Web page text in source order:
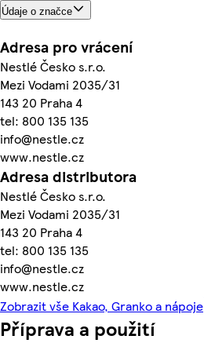
Údaje o značce
Adresa pro vrácení
Nestlé Česko s.r.o.
Mezi Vodami 2035/31
143 20 Praha 4
tel: 800 135 135
info@nestle.cz
www.nestle.cz
Adresa distributora
Nestlé Česko s.r.o.
Mezi Vodami 2035/31
143 20 Praha 4
tel: 800 135 135
info@nestle.cz
www.nestle.cz
Zobrazit vše Kakao, Granko a nápoje
Příprava a použití